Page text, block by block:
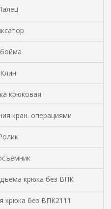
Клин
крюковая
кран. операциями
крюка без ВПК
крюка без ВПК2111